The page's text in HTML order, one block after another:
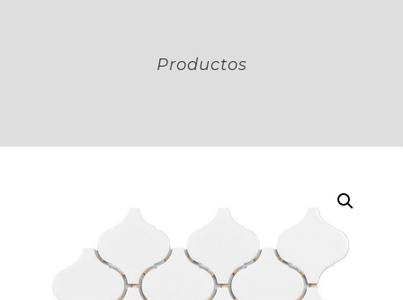
Productos